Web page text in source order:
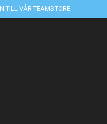
TILL VÅR TEAMSTORE